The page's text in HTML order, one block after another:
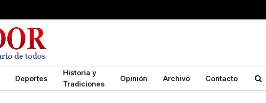
Deportes
Historia y
Tradiciones
Opinión Archivo Contacto